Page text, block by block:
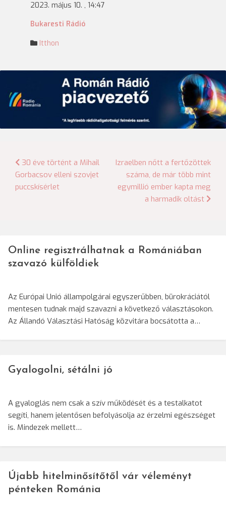
2023. május 10. , 14:47
Bukaresti Rádió
Itthon
Bejegyzés
navigáció
30 éve történt a Mihail
Gorbacsov elleni szovjet
puccskísérlet
Izraelben nőtt a fertőzöttek
száma, de már több mint
egymillió ember kapta meg
a harmadik oltást
Online regisztrálhatnak a Romániában
szavazó külföldiek
Az Európai Unió állampolgárai egyszerűbben, bürokráciától
mentesen tudnak majd szavazni a következő választásokon.
Az Állandó Választási Hatóság közvitára bocsátotta a…
Gyalogolni, sétálni jó
A gyaloglás nem csak a szív működését és a testalkatot
segíti, hanem jelentősen befolyásolja az érzelmi egészséget
is. Mindezek mellett…
Újabb hitelminősítőtől vár véleményt
pénteken Románia